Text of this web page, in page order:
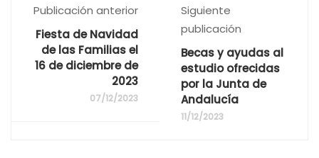
Publicación anterior
Fiesta de Navidad
de las Familias el
16 de diciembre de
2023
07/12/2023
Siguiente
publicación
Becas y ayudas al
estudio ofrecidas
por la Junta de
Andalucía
11/12/2023